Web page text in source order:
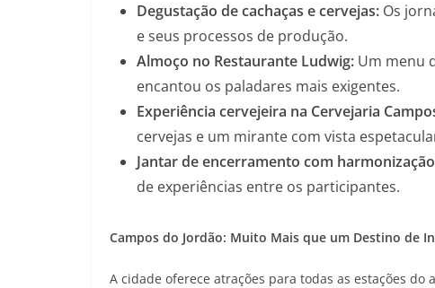
Degustação de cachaças e cervejas: Os
e seus processos de produção.
Almoço no Restaurante Ludwig: Um menu
encantou os paladares mais exigentes.
Experiência cervejeira na Cervejaria
cervejas e um mirante com vista
Jantar de encerramento com
de experiências entre os participantes.
Campos do Jordão: Muito Mais que um Destino de
A cidade oferece atrações para todas as estações